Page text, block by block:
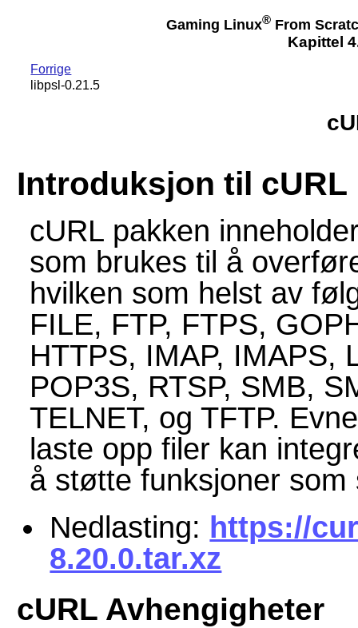
Gaming Linux® From
Kapittel
Forrige
libpsl-0.21.5
Introduksjon til cURL
cURL pakken
som brukes til å
hvilken som helst av
FILE, FTP, FTPS,
HTTPS, IMAP, IMAPS,
POP3S, RTSP, SMB,
TELNET, og TFTP.
laste opp filer kan
å støtte funksjoner
Nedlasting: https://
8.20.0.tar.xz
cURL Avhengigheter